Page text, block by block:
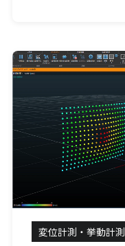
変位計測・挙動計測